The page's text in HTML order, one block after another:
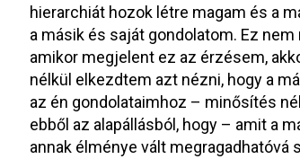
hierarchiát hozok létre magam és a
a másik és saját gondolatom. Ez
amikor megjelent ez az érzésem,
nélkül elkezdtem azt nézni, hogy a
az én gondolataimhoz – minősítés
ebből az alapállásból, hogy – amit a
annak élménye vált